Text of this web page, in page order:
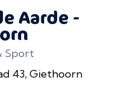
Aarde -
Sport
43, Giethoorn